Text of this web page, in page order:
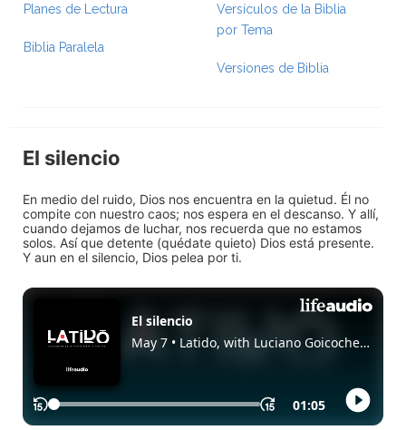
Planes de Lectura
Biblia Paralela
Versículos de la Biblia
por Tema
Versiones de Biblia
El silencio
En medio del ruido, Dios nos encuentra en la quietud. Él no
compite con nuestro caos; nos espera en el descanso. Y allí,
cuando dejamos de luchar, nos recuerda que no estamos
solos. Así que detente (quédate quieto) Dios está presente.
Y aun en el silencio, Dios pelea por ti.